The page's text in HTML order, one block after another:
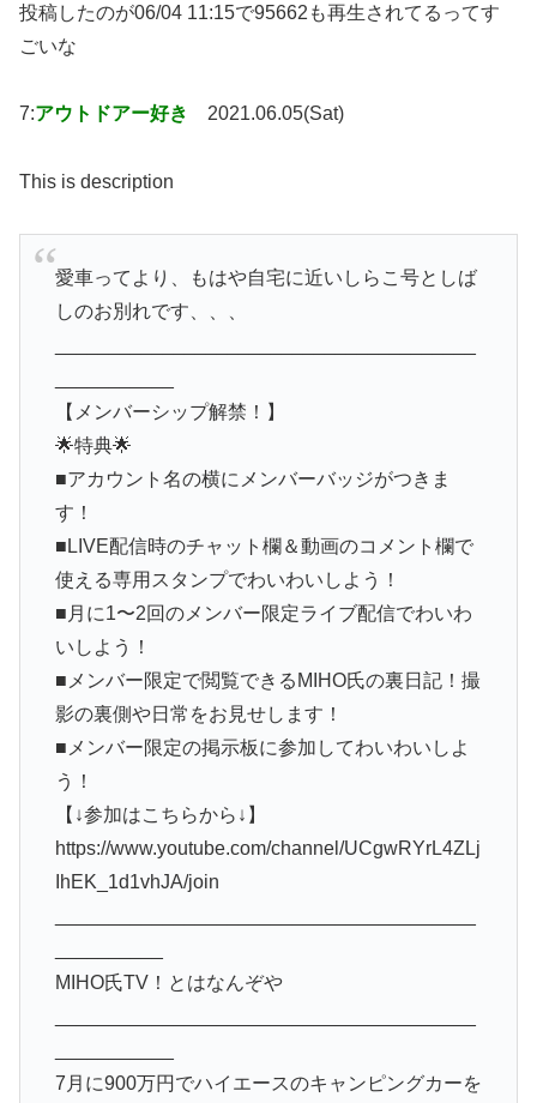
投稿したのが06/04 11:15で95662も再生されてるってす
ごいな
7:アウトドアー好き 2021.06.05(Sat)
This is description
愛車ってより、もはや自宅に近いしらこ号としば
しのお別れです、、、
【メンバーシップ解禁！】
🌟特典🌟
■アカウント名の横にメンバーバッジがつきま
す！
■LIVE配信時のチャット欄＆動画のコメント欄で
使える専用スタンプでわいわいしよう！
■月に1〜2回のメンバー限定ライブ配信でわいわ
いしよう！
■メンバー限定で閲覧できるMIHO氏の裏日記！撮
影の裏側や日常をお見せします！
■メンバー限定の掲示板に参加してわいわいしよ
う！
【↓参加はこちらから↓】
https://www.youtube.com/channel/UCgwRYrL4ZLj
IhEK_1d1vhJA/join
MIHO氏TV！とはなんぞや
7月に900万円でハイエースのキャンピングカーを